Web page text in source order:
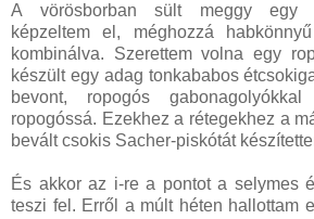
A vörösborban sült meggy egy
képzeltem el, méghozzá habkönnyű
kombinálva. Szerettem volna egy
készült egy adag tonkababos
bevont, ropogós
ropogóssá. Ezekhez a rétegekhez a
bevált csokis Sacher-piskótát
És akkor az i-re a pontot a selymes
teszi fel. Erről a múlt héten hallottam